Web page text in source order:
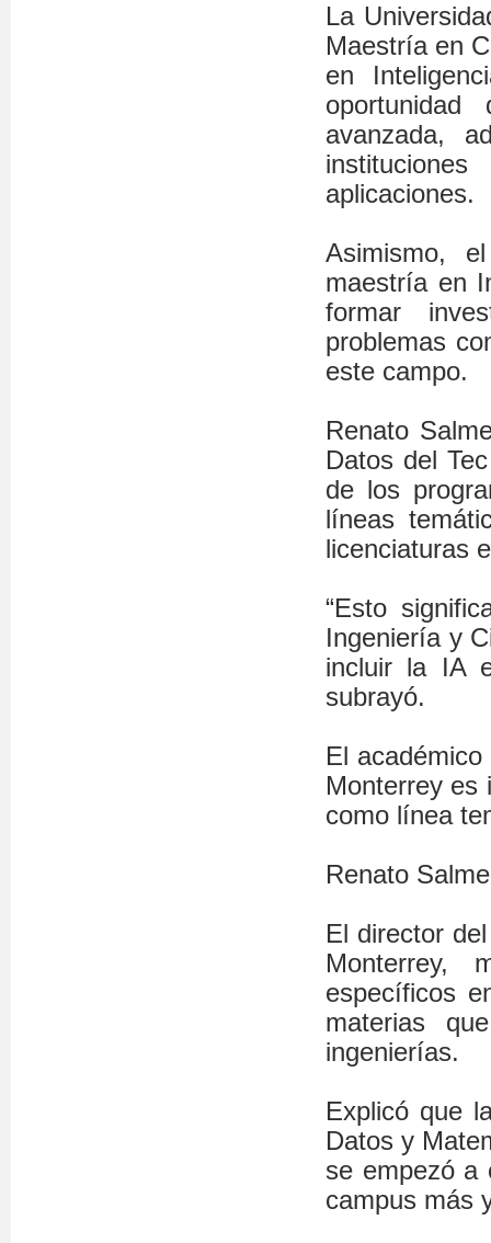
La
Maestría en
en
avanzada,
aplicaciones.
Asimismo,
maestría en
formar
problemas
este campo.
Renato
Datos del
de los
líneas
licenciaturas
“Esto
Ingeniería y
incluir la IA
subrayó.
El
Monterrey es
como línea
Renato
El director
Monterrey,
específicos
materias
ingenierías.
Explicó que
Datos y
se empezó a
campus más